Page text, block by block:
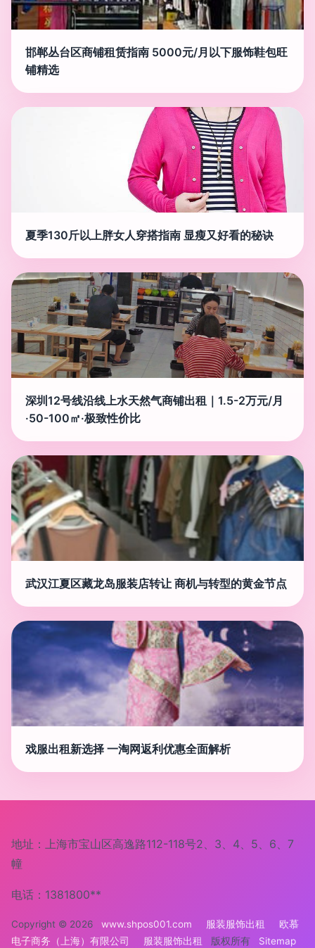
邯郸丛台区商铺租赁指南 5000元/月以下服饰鞋包旺
铺精选
夏季130斤以上胖女人穿搭指南 显瘦又好看的秘诀
深圳12号线沿线上水天然气商铺出租｜1.5-2万元/月
·50-100㎡·极致性价比
武汉江夏区藏龙岛服装店转让 商机与转型的黄金节点
戏服出租新选择 一淘网返利优惠全面解析
地址：上海市宝山区高逸路112-118号2、3、4、5、6、7
幢
电话：1381800**
Copyright © 2026 www.shpos001.com 服装服饰出租
欧慕
电子商务（上海）有限公司
服装服饰出租 版权所有 Sitemap